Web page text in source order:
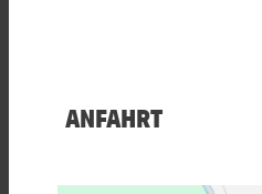
ANFAHRT